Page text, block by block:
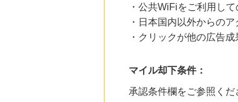
・公共WiFiをご利用し
・日本国内以外からの
・クリックが他の広告
マイル却下条件：
承認条件欄をご参照くだ